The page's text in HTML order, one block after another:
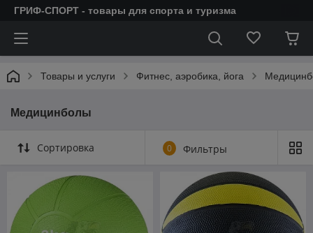
ГРИФ-СПОРТ - товары для спорта и туризма
Товары и услуги Фитнес, аэробика, йога
Медицинболы
Сортировка 0 Фильтры